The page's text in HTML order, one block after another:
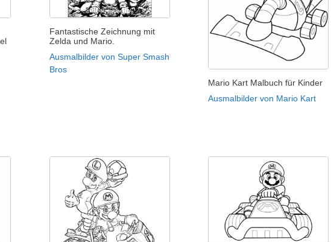
Fantastische Zeichnung mit
Zelda und Mario.
Ausmalbilder von Super Smash
Bros
Mario Kart Malbuch für Kinder
Ausmalbilder von Mario Kart